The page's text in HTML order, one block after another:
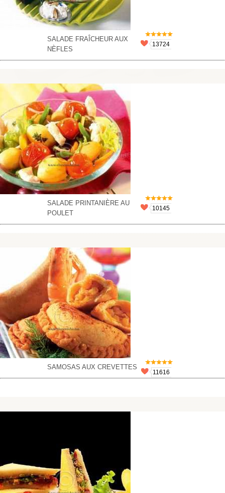
SALADE FRAÎCHEUR AUX
NÈFLES
13724
SALADE PRINTANIÈRE AU
POULET
10145
SAMOSAS AUX CREVETTES
11616